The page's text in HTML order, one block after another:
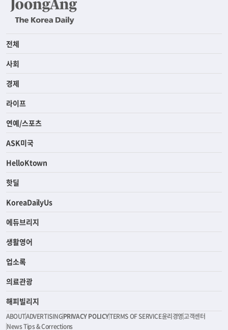
전체
사회
경제
라이프
연예/스포츠
ASK미국
HelloKtown
핫딜
KoreaDailyUs
에듀브리지
생활영어
업소록
의료관광
해피빌리지
ABOUTADVERTISINGPRIVACY POLICYTERMS OF SERVICE윤리경영고객센터
News Tips & Corrections